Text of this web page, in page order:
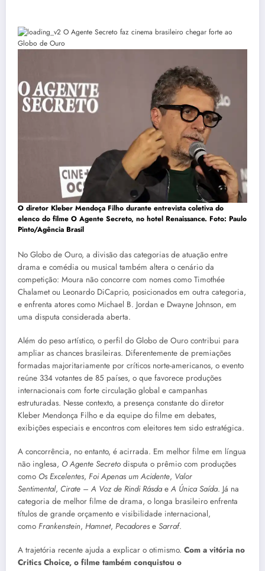
O diretor Kleber Mendoça Filho durante entrevista coletiva do
elenco do filme O Agente Secreto, no hotel Renaissance. Foto: Paulo
Pinto/Agência Brasil
No Globo de Ouro, a divisão das categorias de atuação entre
drama e comédia ou musical também altera o cenário da
competição: Moura não concorre com nomes como Timothée
Chalamet ou Leonardo DiCaprio, posicionados em outra categoria,
e enfrenta atores como Michael B. Jordan e Dwayne Johnson, em
uma disputa considerada aberta.
Além do peso artístico, o perfil do Globo de Ouro contribui para
ampliar as chances brasileiras. Diferentemente de premiações
formadas majoritariamente por críticos norte-americanos, o evento
reúne 334 votantes de 85 países, o que favorece produções
internacionais com forte circulação global e campanhas
estruturadas. Nesse contexto, a presença constante do diretor
Kleber Mendonça Filho e da equipe do filme em debates,
exibições especiais e encontros com eleitores tem sido estratégica.
A concorrência, no entanto, é acirrada. Em melhor filme em língua
não inglesa, O Agente Secreto disputa o prêmio com produções
como Os Excelentes, Foi Apenas um Acidente, Valor
Sentimental, Cirate – A Voz de Rindi Rásdae A Única Saída. Já na
categoria de melhor filme de drama, o longa brasileiro enfrenta
títulos de grande orçamento e visibilidade internacional,
como Frankenstein, Hamnet, Pecadores e Sarraf.
A trajetória recente ajuda a explicar o otimismo. Com a vitória no
Critics Choice, o filme também conquistou o